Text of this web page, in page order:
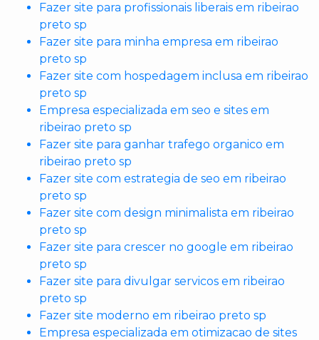
Fazer site para profissionais liberais em ribeirao
preto sp
Fazer site para minha empresa em ribeirao
preto sp
Fazer site com hospedagem inclusa em ribeirao
preto sp
Empresa especializada em seo e sites em
ribeirao preto sp
Fazer site para ganhar trafego organico em
ribeirao preto sp
Fazer site com estrategia de seo em ribeirao
preto sp
Fazer site com design minimalista em ribeirao
preto sp
Fazer site para crescer no google em ribeirao
preto sp
Fazer site para divulgar servicos em ribeirao
preto sp
Fazer site moderno em ribeirao preto sp
Empresa especializada em otimizacao de sites